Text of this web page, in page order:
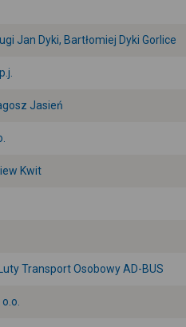
Jan Dyki, Bartłomiej Dyki Gorlice
Jasień
Kwit
Transport Osobowy AD-BUS